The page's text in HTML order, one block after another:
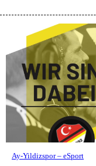
Ay-Yildizspor – eSport